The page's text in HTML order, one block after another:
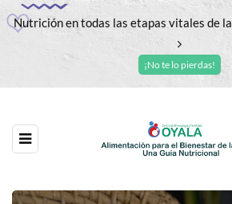
Nutrición en todas las etapas vitales de
¡No te lo pierdas!